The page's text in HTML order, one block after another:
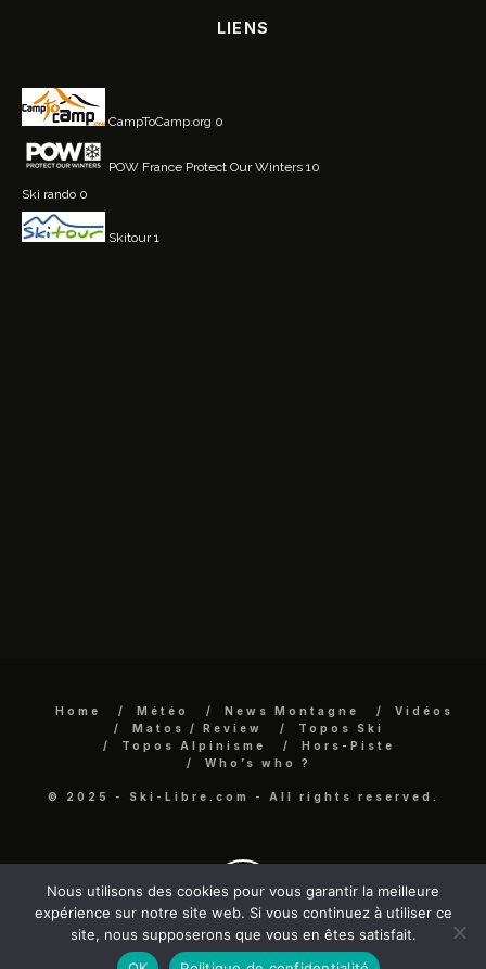
LIENS
CampToCamp.org 0
POW France Protect Our Winters 10
Ski rando 0
Skitour1
Home Météo News Montagne
Vidéos
Matos / Review
Topos Ski
Topos Alpinisme
Hors-Piste
Who’s who ?
© 2025 - Ski-Libre.com - All rights reserved.
Nous utilisons des cookies pour vous garantir la meilleure
expérience sur notre site web. Si vous continuez à utiliser ce
site, nous supposerons que vous en êtes satisfait.